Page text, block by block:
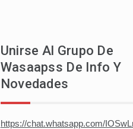
Unirse Al Grupo De
Wasaapss De Info Y
Novedades
https://chat.whatsapp.com/